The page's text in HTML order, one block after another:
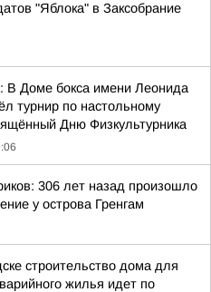
"Яблока" в Заксобрание
В Доме бокса имени Леонида
турнир по настольному
Дню Физкультурника
306 лет назад произошло
у острова Гренгам
строительство дома для
жилья идет по